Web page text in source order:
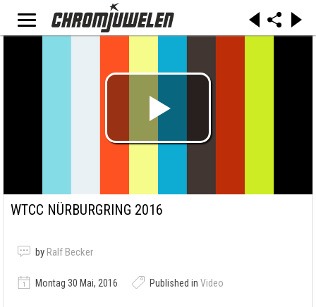
WTCC NÜRBURGRING 2016
by Ralf Becker
Montag 30 Mai, 2016 Published in Video